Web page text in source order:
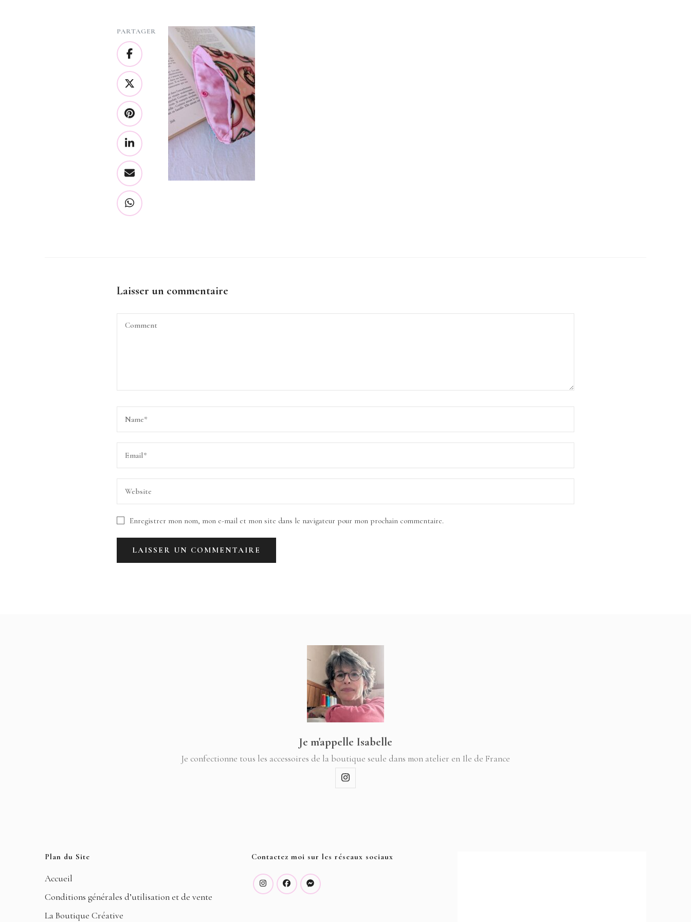
PARTAGER
Laisser un commentaire
Enregistrer mon nom, mon e-mail et mon site dans le navigateur pour mon prochain commentaire.
Je m'appelle Isabelle
Je confectionne tous les accessoires de la boutique seule dans mon atelier en Ile de France
Plan du Site
Accueil
Conditions générales d’utilisation et de vente
La Boutique Créative
Contactez moi sur les réseaux sociaux